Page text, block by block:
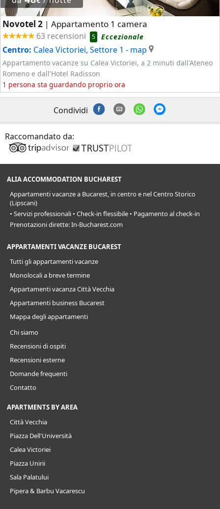
Novotel 2 | Appartamento 1 camera
63 recensioni 5 Eccezionale
Centro: Calea Victoriei, Settore 1 - map
Appartamento vacanze su Calea Victoriei, a 2 minuti dall'Ateneo
Romeno e dall'Hotel Radisson
1 persona sta guardando proprio ora
Condividi
Raccomandato da:
ALIA ACCOMMODATION BUCHAREST
Appartamenti vacanze a Bucarest, in centro e nel Centro Storico
(Lipscani)
• Servizi professionali • Check-in flessibile • Pagamento al check-in
Prenotazioni dirette: In-Bucharest.com
APPARTAMENTI VACANZE BUCAREST
Tutti gli appartamenti vacanze
Monolocali a breve termine
Appartamenti vacanza Città Vecchia
Appartamenti business Bucarest
Mappa degli appartamenti
Chi siamo
Recensioni di ospiti
Recensioni esterne
Domande frequenti
Contatto
APARTMENTS BY AREA
Città Vecchia
Piazza Dell'Università
Calea Victoriei
Piazza Unirii
Sala Palatului
Pipera & Barbu Vacarescu